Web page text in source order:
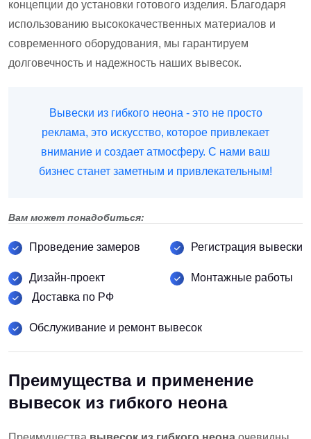
концепции до установки готового изделия. Благодаря
использованию высококачественных материалов и
современного оборудования, мы гарантируем
долговечность и надежность наших вывесок.
Вывески из гибкого неона - это не просто
реклама, это искусство, которое привлекает
внимание и создает атмосферу. С нами ваш
бизнес станет заметным и привлекательным!
Вам может понадобиться:
Проведение замеров
Дизайн-проект
Регистрация вывески
Монтажные работы
Доставка по РФ
Обслуживание и ремонт вывесок
Преимущества и применение
вывесок из гибкого неона